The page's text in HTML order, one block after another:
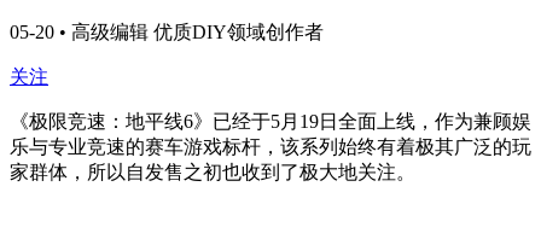
05-20 • 高级编辑 优质DIY领域创作者
关注
《极限竞速：地平线6》已经于5月19日全面上线，作为兼顾娱
乐与专业竞速的赛车游戏标杆，该系列始终有着极其广泛的玩
家群体，所以自发售之初也收到了极大地关注。